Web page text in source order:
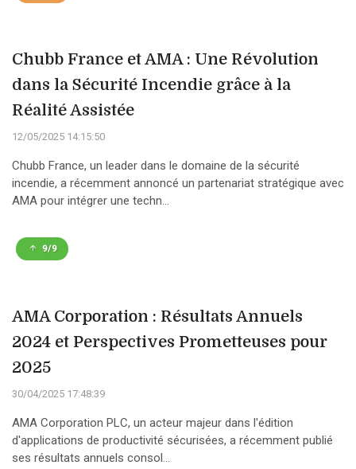
Chubb France et AMA : Une Révolution
dans la Sécurité Incendie grâce à la
Réalité Assistée
12/05/2025 14:15:50
Chubb France, un leader dans le domaine de la sécurité
incendie, a récemment annoncé un partenariat stratégique avec
AMA pour intégrer une techn...
9/9
AMA Corporation : Résultats Annuels
2024 et Perspectives Prometteuses pour
2025
30/04/2025 17:48:39
AMA Corporation PLC, un acteur majeur dans l'édition
d'applications de productivité sécurisées, a récemment publié
ses résultats annuels consol...